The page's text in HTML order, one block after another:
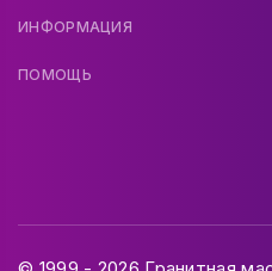
ИНФОРМАЦИЯ
ПОМОЩЬ